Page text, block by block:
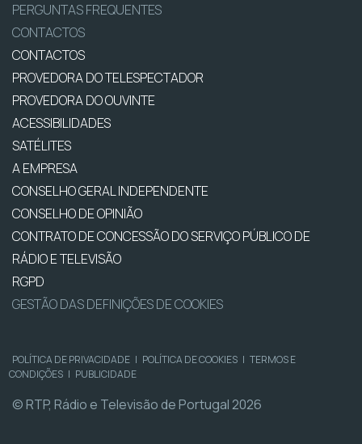
PERGUNTAS FREQUENTES
CONTACTOS
CONTACTOS
PROVEDORA DO TELESPECTADOR
PROVEDORA DO OUVINTE
ACESSIBILIDADES
SATÉLITES
A EMPRESA
CONSELHO GERAL INDEPENDENTE
CONSELHO DE OPINIÃO
CONTRATO DE CONCESSÃO DO SERVIÇO PÚBLICO DE
RÁDIO E TELEVISÃO
RGPD
GESTÃO DAS DEFINIÇÕES DE COOKIES
POLÍTICA DE PRIVACIDADE | POLÍTICA DE COOKIES | TERMOS E
CONDIÇÕES | PUBLICIDADE
© RTP, Rádio e Televisão de Portugal 2026